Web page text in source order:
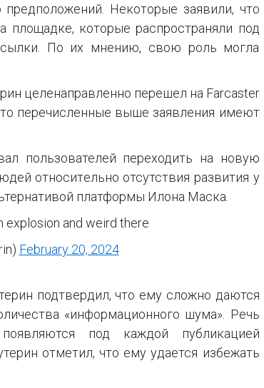
Некоторые заявили, что
площадке, которые распространяли под
По их мнению, свою роль могла
целенаправленно перешел на Farcaster
перечисленные выше заявления имеют
пользователей переходить на новую
относительно отсутствия развития у
платформы Илона Маска.
explosion and weird there
February 20, 2024
подтвердил, что ему сложно даются
«информационного шума». Речь
под каждой публикацией
отметил, что ему удается избежать